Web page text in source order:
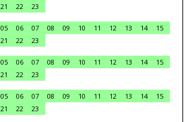
21 22
23
05 06 07 08 09 10 11 12 13 14
15
21 22
23
05 06 07 08 09 10 11 12 13 14
15
21 22
23
05 06 07 08 09 10 11 12 13 14
15
21 22
23